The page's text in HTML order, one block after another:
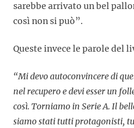
sarebbe arrivato un bel
così non si può”.
Queste invece le parole del
“Mi devo autoconvincere di
nel recupero e devi esser un
così. Torniamo in Serie A. Il
siamo stati tutti protagonisti,